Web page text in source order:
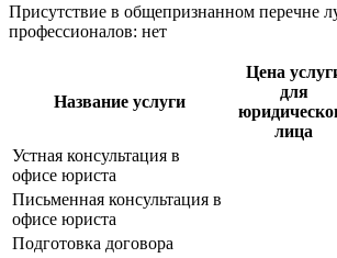
Присутствие в общепризнанном перечне
профессионалов: нет
Название услуги
Цена
для
лица
Устная консультация в
офисе юриста
Письменная консультация в
офисе юриста
Подготовка договора